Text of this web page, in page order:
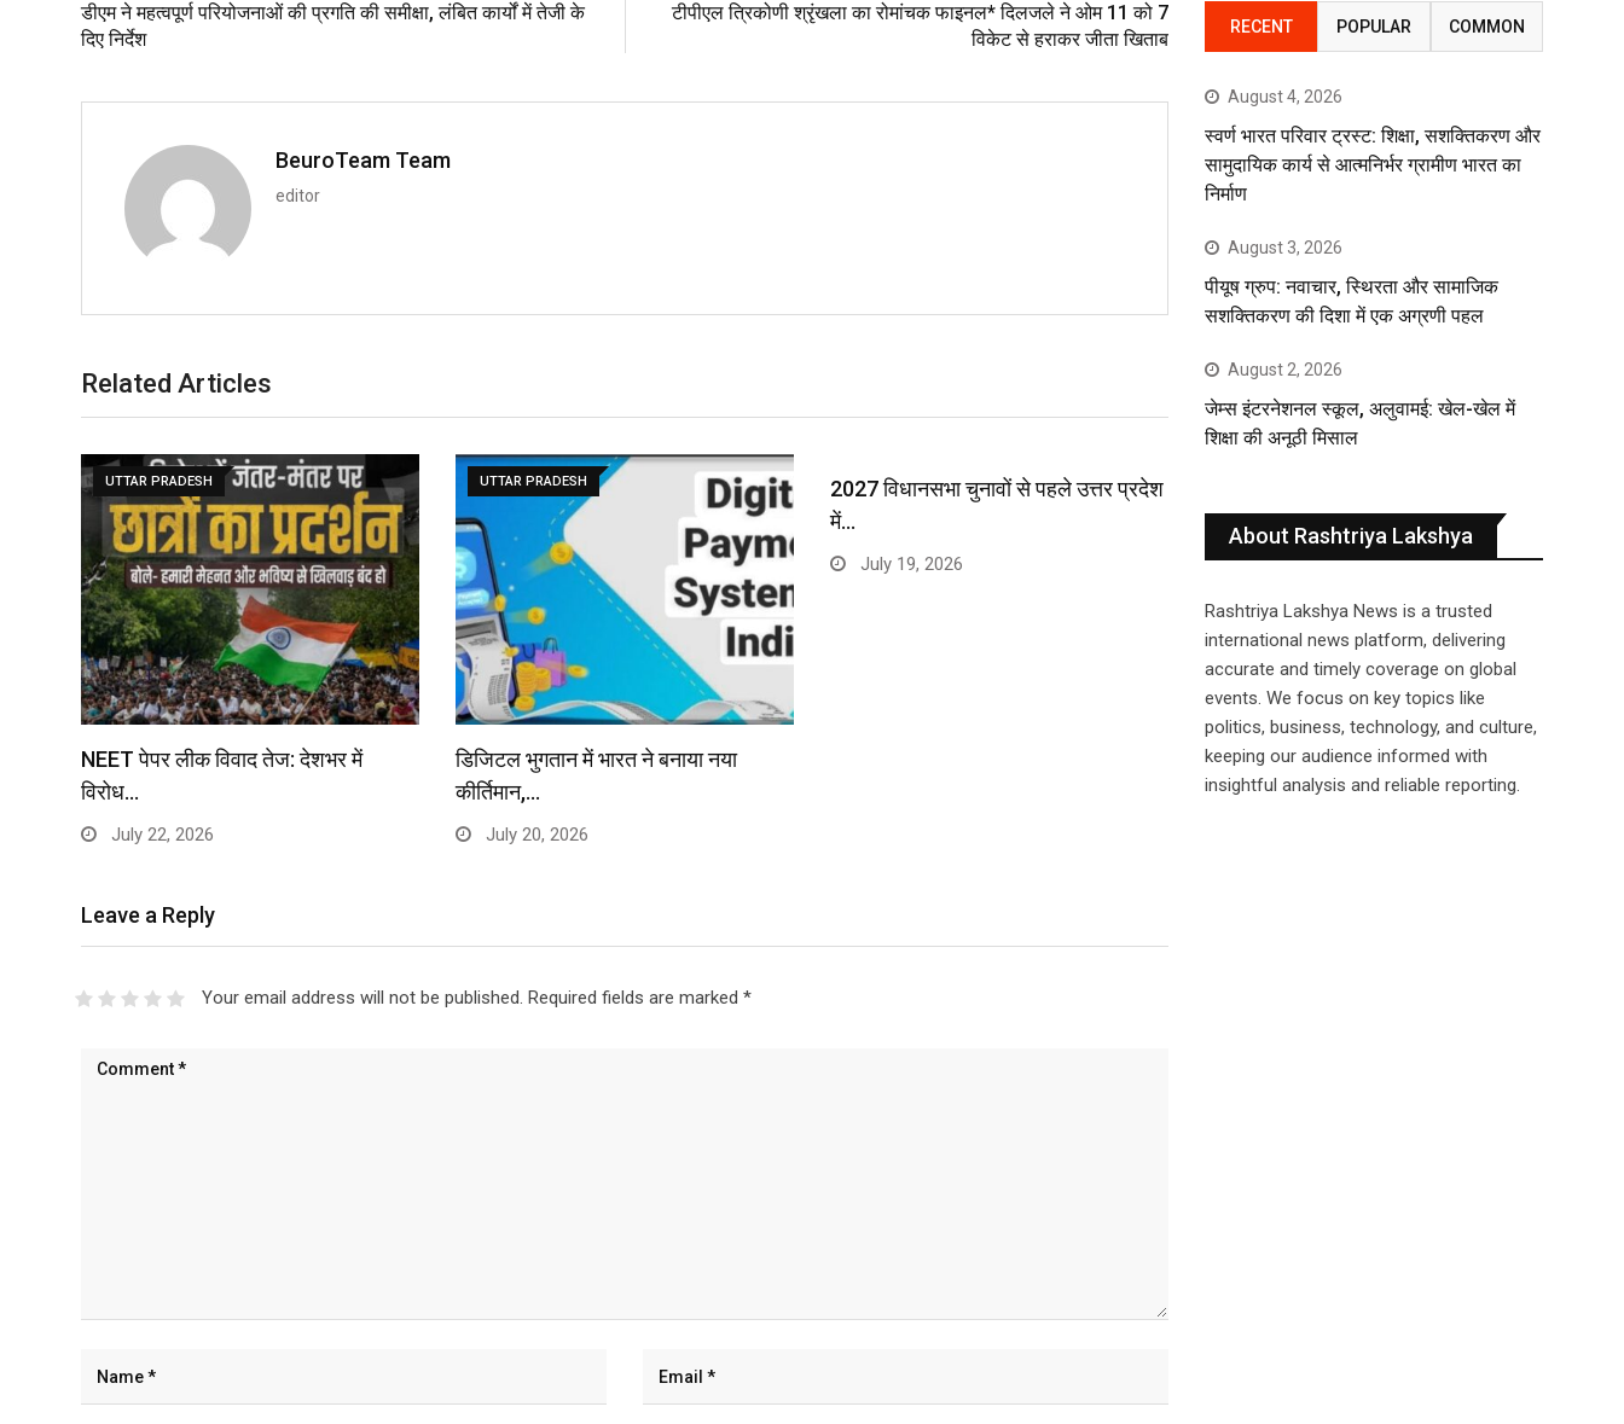
डीएम ने महत्वपूर्ण परियोजनाओं की प्रगति की समीक्षा, लंबित कार्यों में तेजी के
दिए निर्देश
टीपीएल त्रिकोणी श्रृंखला का रोमांचक फाइनल* दिलजले ने ओम 11 को 7
विकेट से हराकर जीता खिताब
BeuroTeam Team
editor
Related Articles
UTTAR PRADESH
NEET पेपर लीक विवाद तेज: देशभर में
विरोध…
July 22, 2026
UTTAR PRADESH
डिजिटल भुगतान में भारत ने बनाया नया
कीर्तिमान,…
July 20, 2026
2027 विधानसभा चुनावों से पहले उत्तर प्रदेश
में…
July 19, 2026
Leave a Reply
Your email address will not be published. Required fields are marked *
RECENT POPULAR COMMON
August 4, 2026
स्वर्ण भारत परिवार ट्रस्ट: शिक्षा, सशक्तिकरण और
सामुदायिक कार्य से आत्मनिर्भर ग्रामीण भारत का
निर्माण
August 3, 2026
पीयूष ग्रुप: नवाचार, स्थिरता और सामाजिक
सशक्तिकरण की दिशा में एक अग्रणी पहल
August 2, 2026
जेम्स इंटरनेशनल स्कूल, अलुवामई: खेल-खेल में
शिक्षा की अनूठी मिसाल
About Rashtriya Lakshya
Rashtriya Lakshya News is a trusted
international news platform, delivering
accurate and timely coverage on global
events. We focus on key topics like
politics, business, technology, and culture,
keeping our audience informed with
insightful analysis and reliable reporting.